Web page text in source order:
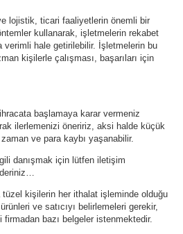
lojistik, ticari faaliyetlerin önemli bir
kullanarak, işletmelerin rekabet
verimli hale getirilebilir. İşletmelerin bu
kişilerle çalışması, başarıları için
başlamaya karar vermeniz
ilerlemenizi öneririz, aksi halde küçük
ve para kaybı yaşanabilir.
danışmak için lütfen iletişim
kişilerin her ithalat işleminde olduğu
ve satıcıyı belirlemeleri gerekir,
bazı belgeler istenmektedir.